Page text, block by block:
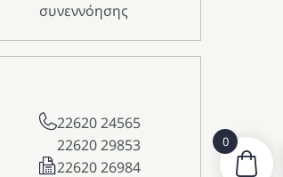
συνεννόησης
22620 24565
22620 29853
22620 26984
0